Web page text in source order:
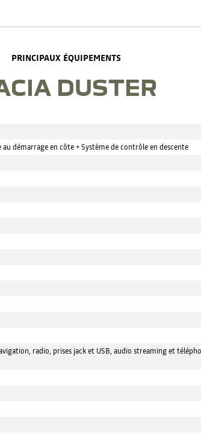
PRINCIPAUX ÉQUIPEMENTS
DUSTER
démarrage en côte + Système de contrôle en descente
radio, prises jack et USB, audio streaming et